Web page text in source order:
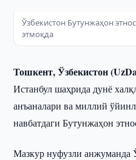
Ўзбекистон Бутунжаҳон
этмоқда
Тошкент, Ўзбекистон
Истанбул шаҳрида дунё
анъаналари ва миллий
навбатдаги Бутунжаҳон
Мазкур нуфузли анжуманда